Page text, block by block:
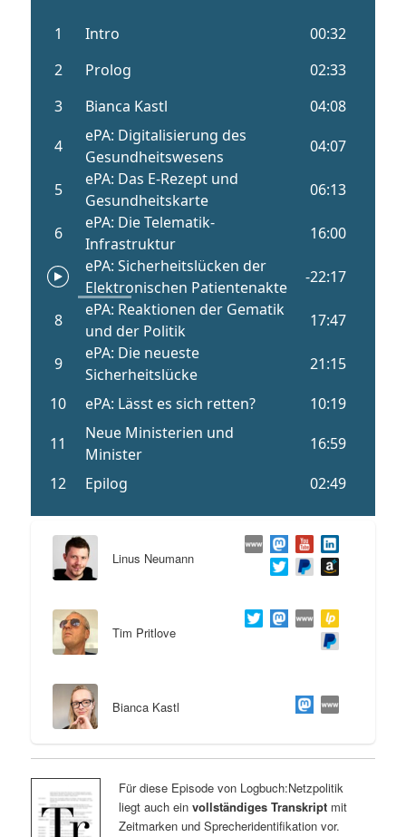
Linus Neumann
Tim Pritlove
Bianca Kastl
Für diese Episode von Logbuch:Netzpolitik
liegt auch ein vollständiges Transkriptmit
Zeitmarken und Sprecheridentifikation vor.